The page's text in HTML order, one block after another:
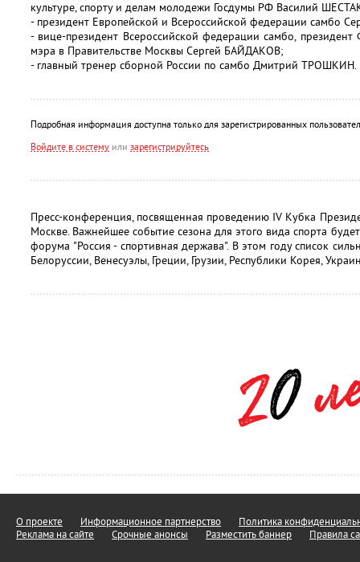
культуре, спорту и делам молодежи Госдумы РФ Василий
- президент Европейской и Всероссийской федерации самбо
- вице-президент Всероссийской федерации самбо,
мэра в Правительстве Москвы Сергей БАЙДАКОВ;
- главный тренер сборной России по самбо Дмитрий ТРОШКИН.
Подробная информация доступна только для зарегистрированных
Войдите в систему или зарегистрируйтесь
Пресс-конференция, посвященная проведению IV Кубка
Москве. Важнейшее событие сезона для этого вида спорта
форума "Россия - спортивная держава". В этом году список
Белоруссии, Венесуэлы, Греции, Грузии, Республики Корея,
О проекте Информационное партнерство
Политика
Реклама на сайте
Срочные анонсы Разместить баннер Правила